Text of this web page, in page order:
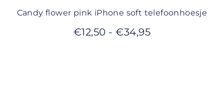
Candy flower pink iPhone soft telefoonhoesje
€12,50 - €34,95